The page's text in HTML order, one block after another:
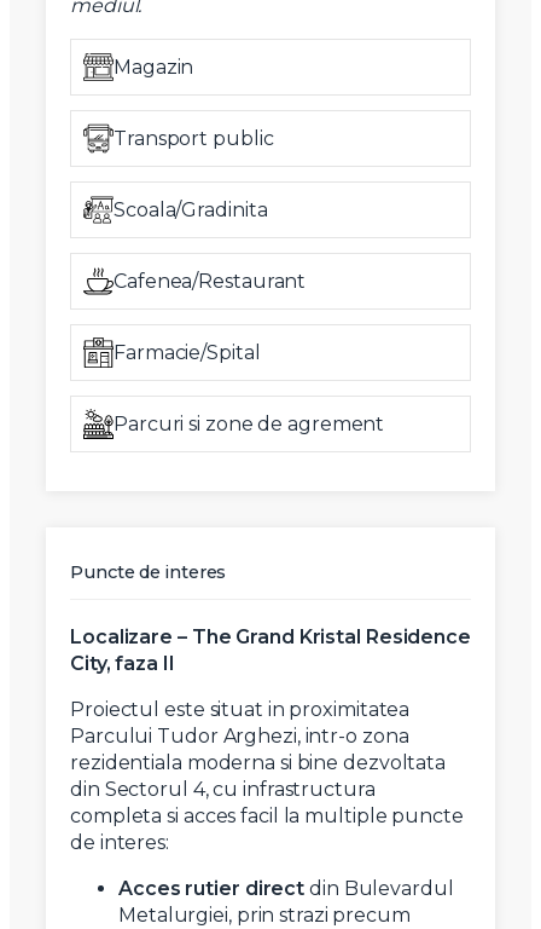
mediul.
Magazin
Transport public
Scoala/Gradinita
Cafenea/Restaurant
Farmacie/Spital
Parcuri si zone de agrement
Puncte de interes
Localizare – The Grand Kristal Residence
City, faza II
Proiectul este situat in proximitatea
Parcului Tudor Arghezi, intr-o zona
rezidentiala moderna si bine dezvoltata
din Sectorul 4, cu infrastructura
completa si acces facil la multiple puncte
de interes:
Acces rutier direct din Bulevardul
Metalurgiei, prin strazi precum